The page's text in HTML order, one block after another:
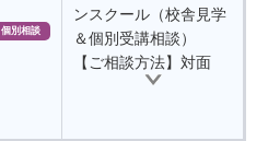
個別相談
ンスクール（校舎見学
＆個別受講相談）
【ご相談方法】対面